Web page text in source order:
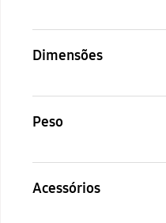
Dimensões
Peso
Acessórios